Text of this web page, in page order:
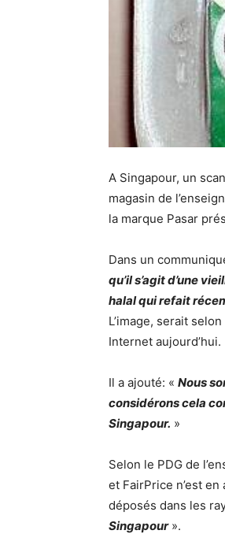
A Singapour, un
magasin de
la marque Pasar
Dans un
qu’il s’agit d’une
halal qui refait
L’image, serait
Internet aujourd’hui.
Il a ajouté: « Nous
considérons cela
Singapour. »
Selon le PDG de
et FairPrice n’est
déposés dans les
Singapour ».